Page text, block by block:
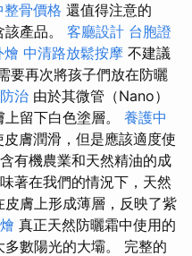
整骨價格 還值得注意的
產品。 客廳設計 台胞證
燴 中清路放鬆按摩 不建議
要再次將孩子們放在防曬
治 由於其微管（Nano）
留下白色塗層。 養護中
皮膚潤滑，但是應該適度使
有機農業和天然精油的成
著在我們的情況下，天然
膚上形成薄層，反映了紫
真正天然防曬霜中使用的
數陽光的大壩。 完整的